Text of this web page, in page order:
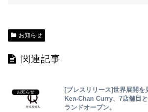
お知らせ
関連記事
お知らせ
[プレスリリース]世界展開を
Ken-Chan Curry、7店舗目
ランドオープン。